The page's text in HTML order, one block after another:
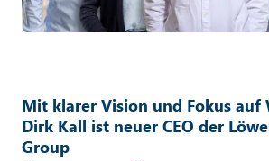
Mit klarer Vision und Fokus auf
Dirk Kall ist neuer CEO der
Group